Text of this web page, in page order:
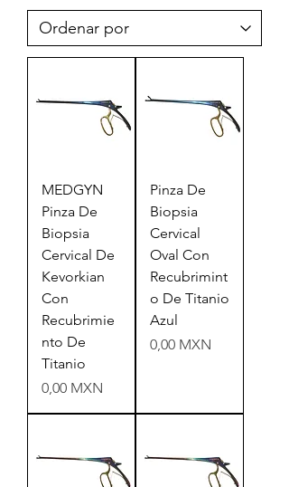
MEDGYN
Pinza De
Biopsia
Cervical De
Kevorkian
Con
Recubrimie
nto De
Titanio
Precio
0,00 MXN
Pinza De
Biopsia
Cervical
Oval Con
Recubrimint
o De Titanio
Azul
Precio
0,00 MXN